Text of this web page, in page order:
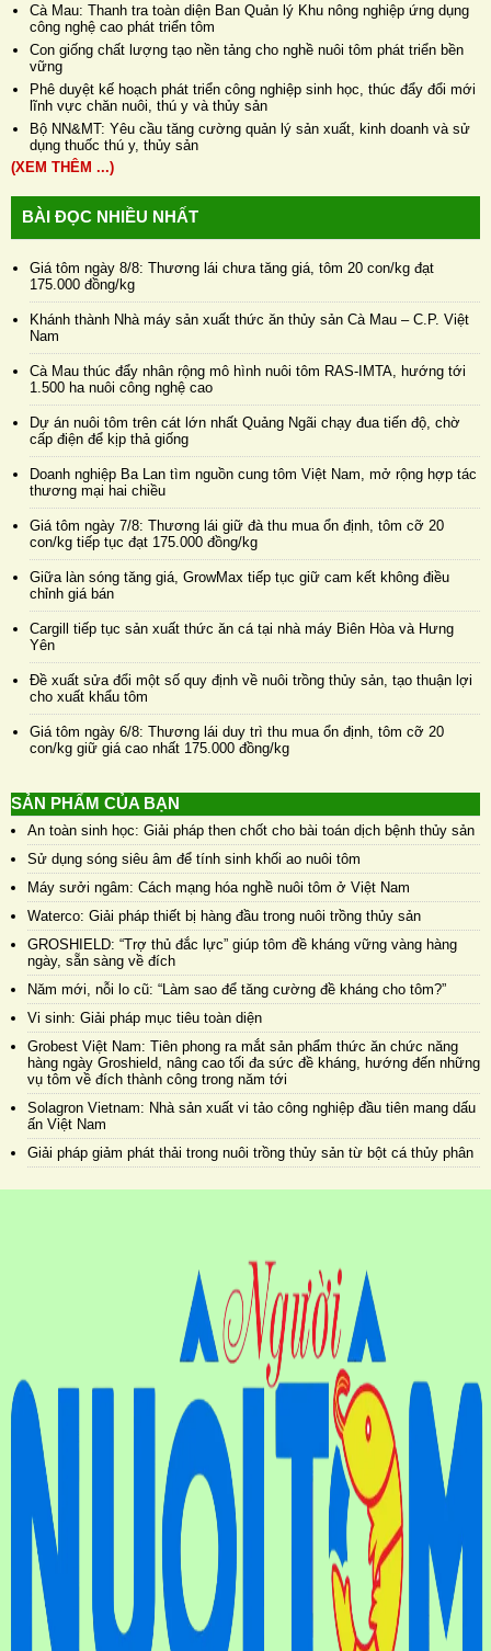
Cà Mau: Thanh tra toàn diện Ban Quản lý Khu nông nghiệp ứng dụng
công nghệ cao phát triển tôm
Con giống chất lượng tạo nền tảng cho nghề nuôi tôm phát triển bền
vững
Phê duyệt kế hoạch phát triển công nghiệp sinh học, thúc đẩy đổi mới
lĩnh vực chăn nuôi, thú y và thủy sản
Bộ NN&MT: Yêu cầu tăng cường quản lý sản xuất, kinh doanh và sử
dụng thuốc thú y, thủy sản
(XEM THÊM ...)
BÀI ĐỌC NHIỀU NHẤT
Giá tôm ngày 8/8: Thương lái chưa tăng giá, tôm 20 con/kg đạt
175.000 đồng/kg
Khánh thành Nhà máy sản xuất thức ăn thủy sản Cà Mau – C.P. Việt
Nam
Cà Mau thúc đẩy nhân rộng mô hình nuôi tôm RAS-IMTA, hướng tới
1.500 ha nuôi công nghệ cao
Dự án nuôi tôm trên cát lớn nhất Quảng Ngãi chạy đua tiến độ, chờ
cấp điện để kịp thả giống
Doanh nghiệp Ba Lan tìm nguồn cung tôm Việt Nam, mở rộng hợp tác
thương mại hai chiều
Giá tôm ngày 7/8: Thương lái giữ đà thu mua ổn định, tôm cỡ 20
con/kg tiếp tục đạt 175.000 đồng/kg
Giữa làn sóng tăng giá, GrowMax tiếp tục giữ cam kết không điều
chỉnh giá bán
Cargill tiếp tục sản xuất thức ăn cá tại nhà máy Biên Hòa và Hưng
Yên
Đề xuất sửa đổi một số quy định về nuôi trồng thủy sản, tạo thuận lợi
cho xuất khẩu tôm
Giá tôm ngày 6/8: Thương lái duy trì thu mua ổn định, tôm cỡ 20
con/kg giữ giá cao nhất 175.000 đồng/kg
SẢN PHẨM CỦA BẠN
An toàn sinh học: Giải pháp then chốt cho bài toán dịch bệnh thủy sản
Sử dụng sóng siêu âm để tính sinh khối ao nuôi tôm
Máy sưởi ngâm: Cách mạng hóa nghề nuôi tôm ở Việt Nam
Waterco: Giải pháp thiết bị hàng đầu trong nuôi trồng thủy sản
GROSHIELD: “Trợ thủ đắc lực” giúp tôm đề kháng vững vàng hàng
ngày, sẵn sàng về đích
Năm mới, nỗi lo cũ: “Làm sao để tăng cường đề kháng cho tôm?”
Vi sinh: Giải pháp mục tiêu toàn diện
Grobest Việt Nam: Tiên phong ra mắt sản phẩm thức ăn chức năng
hàng ngày Groshield, nâng cao tối đa sức đề kháng, hướng đến những
vụ tôm về đích thành công trong năm tới
Solagron Vietnam: Nhà sản xuất vi tảo công nghiệp đầu tiên mang dấu
ấn Việt Nam
Giải pháp giảm phát thải trong nuôi trồng thủy sản từ bột cá thủy phân